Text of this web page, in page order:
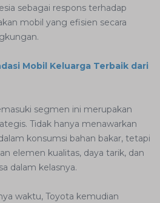
sebagai respons terhadap
mobil yang efisien secara
Mobil Keluarga Terbaik dari
segmen ini merupakan
Tidak hanya menawarkan
konsumsi bahan bakar, tetapi
elemen kualitas, daya tarik, dan
dalam kelasnya.
waktu, Toyota kemudian